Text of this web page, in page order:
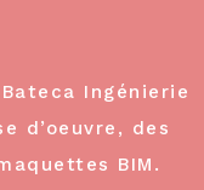
Ingénierie
d’oeuvre, des
BIM.